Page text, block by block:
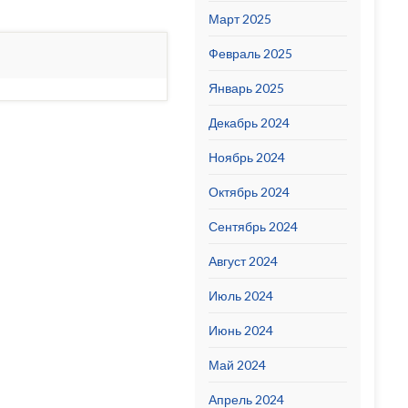
Март 2025
Февраль 2025
Январь 2025
Декабрь 2024
Ноябрь 2024
Октябрь 2024
Сентябрь 2024
Август 2024
Июль 2024
Июнь 2024
Май 2024
Апрель 2024